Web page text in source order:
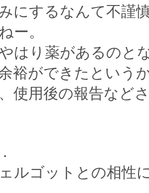
にするなんて不謹
ー。
はり薬があるのと
裕ができたという
使用後の報告など
ルゴットとの相性